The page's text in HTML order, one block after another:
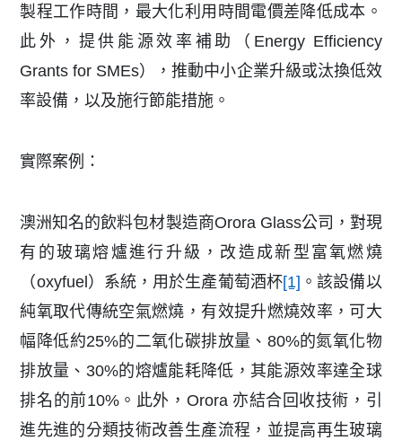
製程工作時間，最大化利用時間電價差降低成本。
此外，提供能源效率補助（Energy Efficiency
Grants for SMEs），推動中小企業升級或汰換低效
率設備，以及施行節能措施。
實際案例：
澳洲知名的飲料包材製造商Orora Glass公司，對現
有的玻璃熔爐進行升級，改造成新型富氧燃燒
（oxyfuel）系統，用於生產葡萄酒杯[1] 。該設備以
純氧取代傳統空氣燃燒，有效提升燃燒效率，可大
幅降低約25%的二氧化碳排放量、80%的氮氧化物
排放量、30%的熔爐能耗降低，其能源效率達全球
排名的前10%。此外，Orora 亦結合回收技術，引
進先進的分類技術改善生產流程，並提高再生玻璃